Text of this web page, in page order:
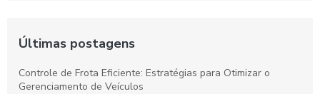
Últimas postagens
Controle de Frota Eficiente: Estratégias para Otimizar o
Gerenciamento de Veículos